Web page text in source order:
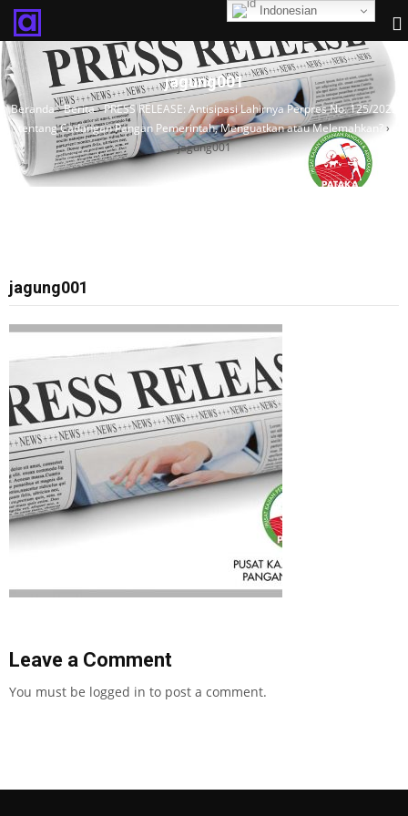
jagung001
Beranda›Berita›PRESS RELEASE: Antisipasi Lahirnya Perpres No. 125/2022
tentang Cadangan Pangan Pemerintah, Menguatkan atau Melemahkan?›
jagung001
jagung001
Leave a Comment
You must be logged in to post a comment.
Indonesian